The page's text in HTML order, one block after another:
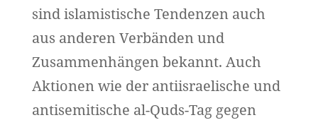
sind islamistische Tendenzen auch
aus anderen Verbänden und
Zusammenhängen bekannt. Auch
Aktionen wie der antiisraelische und
antisemitische al-Quds-Tag gegen